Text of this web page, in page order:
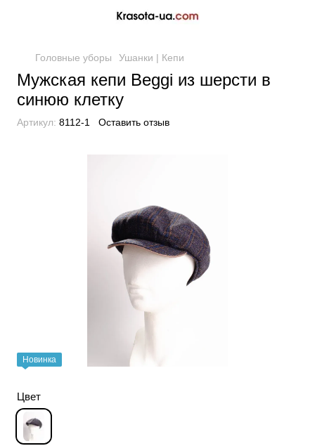
Головные уборы Ушанки | Кепи
Мужская кепи Beggi из шерсти в
синюю клетку
Артикул: 8112-1 Оставить отзыв
Новинка
Цвет